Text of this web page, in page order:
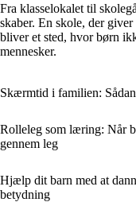
Fra klasselokalet til
skaber. En skole, der
bliver et sted, hvor børn
mennesker.
Skærmtid i familien:
Rolleleg som læring: Når
gennem leg
Hjælp dit barn med at
betydning